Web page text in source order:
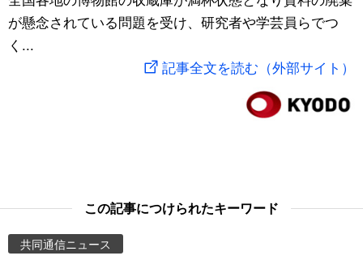
文化
動画/Live
People
スポーツ・東京2020
が懸念されている問題を受け、研究者や学芸員らでつ
く...
記事全文を読む（外部サイト）
この記事につけられたキーワード
共同通信ニュース